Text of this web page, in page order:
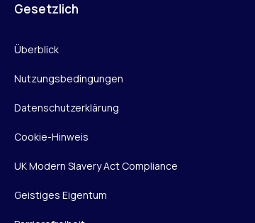
Gesetzlich
Überblick
Nutzungsbedingungen
Datenschutzerklärung
Cookie-Hinweis
UK Modern Slavery Act Compliance
Geistiges Eigentum